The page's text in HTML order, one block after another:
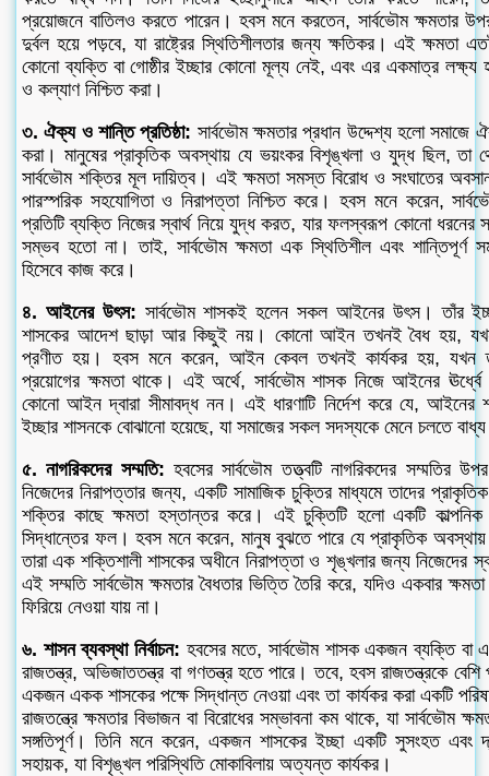
প্রয়োজনে বাতিলও করতে পারেন। হবস মনে করতেন, সার্বভৌম ক্ষমতার
দুর্বল হয়ে পড়বে, যা রাষ্ট্রের স্থিতিশীলতার জন্য ক্ষতিকর। এই ক্ষমতা
কোনো ব্যক্তি বা গোষ্ঠীর ইচ্ছার কোনো মূল্য নেই, এবং এর একমাত্র লক্ষ্য
ও কল্যাণ নিশ্চিত করা।
৩. ঐক্য ও শান্তি প্রতিষ্ঠা: সার্বভৌম ক্ষমতার প্রধান উদ্দেশ্য হলো সমাজে
করা। মানুষের প্রাকৃতিক অবস্থায় যে ভয়ংকর বিশৃঙ্খলা ও যুদ্ধ ছিল, তা
সার্বভৌম শক্তির মূল দায়িত্ব। এই ক্ষমতা সমস্ত বিরোধ ও সংঘাতের
পারস্পরিক সহযোগিতা ও নিরাপত্তা নিশ্চিত করে। হবস মনে করেন,
প্রতিটি ব্যক্তি নিজের স্বার্থ নিয়ে যুদ্ধ করত, যার ফলস্বরূপ কোনো ধরনের
সম্ভব হতো না। তাই, সার্বভৌম ক্ষমতা এক স্থিতিশীল এবং শান্তিপূর্ণ
হিসেবে কাজ করে।
৪. আইনের উৎস: সার্বভৌম শাসকই হলেন সকল আইনের উৎস। তাঁর
শাসকের আদেশ ছাড়া আর কিছুই নয়। কোনো আইন তখনই বৈধ হয়, যখন
প্রণীত হয়। হবস মনে করেন, আইন কেবল তখনই কার্যকর হয়, যখন
প্রয়োগের ক্ষমতা থাকে। এই অর্থে, সার্বভৌম শাসক নিজে আইনের ঊর্ধ্বে
কোনো আইন দ্বারা সীমাবদ্ধ নন। এই ধারণাটি নির্দেশ করে যে, আইনের
ইচ্ছার শাসনকে বোঝানো হয়েছে, যা সমাজের সকল সদস্যকে মেনে চলতে
৫. নাগরিকদের সম্মতি: হবসের সার্বভৌম তত্ত্বটি নাগরিকদের সম্মতির
নিজেদের নিরাপত্তার জন্য, একটি সামাজিক চুক্তির মাধ্যমে তাদের
শক্তির কাছে ক্ষমতা হস্তান্তর করে। এই চুক্তিটি হলো একটি কাল্পনিক
সিদ্ধান্তের ফল। হবস মনে করেন, মানুষ বুঝতে পারে যে প্রাকৃতিক
তারা এক শক্তিশালী শাসকের অধীনে নিরাপত্তা ও শৃঙ্খলার জন্য নিজেদের
এই সম্মতি সার্বভৌম ক্ষমতার বৈধতার ভিত্তি তৈরি করে, যদিও একবার
ফিরিয়ে নেওয়া যায় না।
৬. শাসন ব্যবস্থা নির্বাচন: হবসের মতে, সার্বভৌম শাসক একজন ব্যক্তি বা
রাজতন্ত্র, অভিজাততন্ত্র বা গণতন্ত্র হতে পারে। তবে, হবস রাজতন্ত্রকে
একজন একক শাসকের পক্ষে সিদ্ধান্ত নেওয়া এবং তা কার্যকর করা একটি
রাজতন্ত্রে ক্ষমতার বিভাজন বা বিরোধের সম্ভাবনা কম থাকে, যা সার্বভৌম
সঙ্গতিপূর্ণ। তিনি মনে করেন, একজন শাসকের ইচ্ছা একটি সুসংহত এবং
সহায়ক, যা বিশৃঙ্খল পরিস্থিতি মোকাবিলায় অত্যন্ত কার্যকর।